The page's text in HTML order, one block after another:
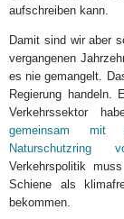
aufschreiben kann.
Damit sind wir aber
vergangenen
es nie gemangelt.
Regierung handeln.
Verkehrssektor
gemeinsam mit
Naturschutzring
Verkehrspolitik
Schiene als
bekommen.